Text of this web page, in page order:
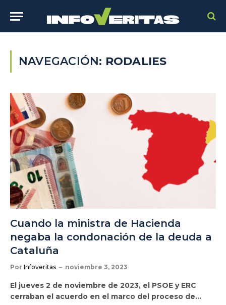
NAVEGACIÓN: RODALIES
Cuando la ministra de Hacienda
negaba la condonación de la deuda a
Cataluña
Por Infoveritas noviembre 3, 2023
El jueves 2 de noviembre de 2023, el PSOE y ERC
cerraban el acuerdo en el marco del proceso de…